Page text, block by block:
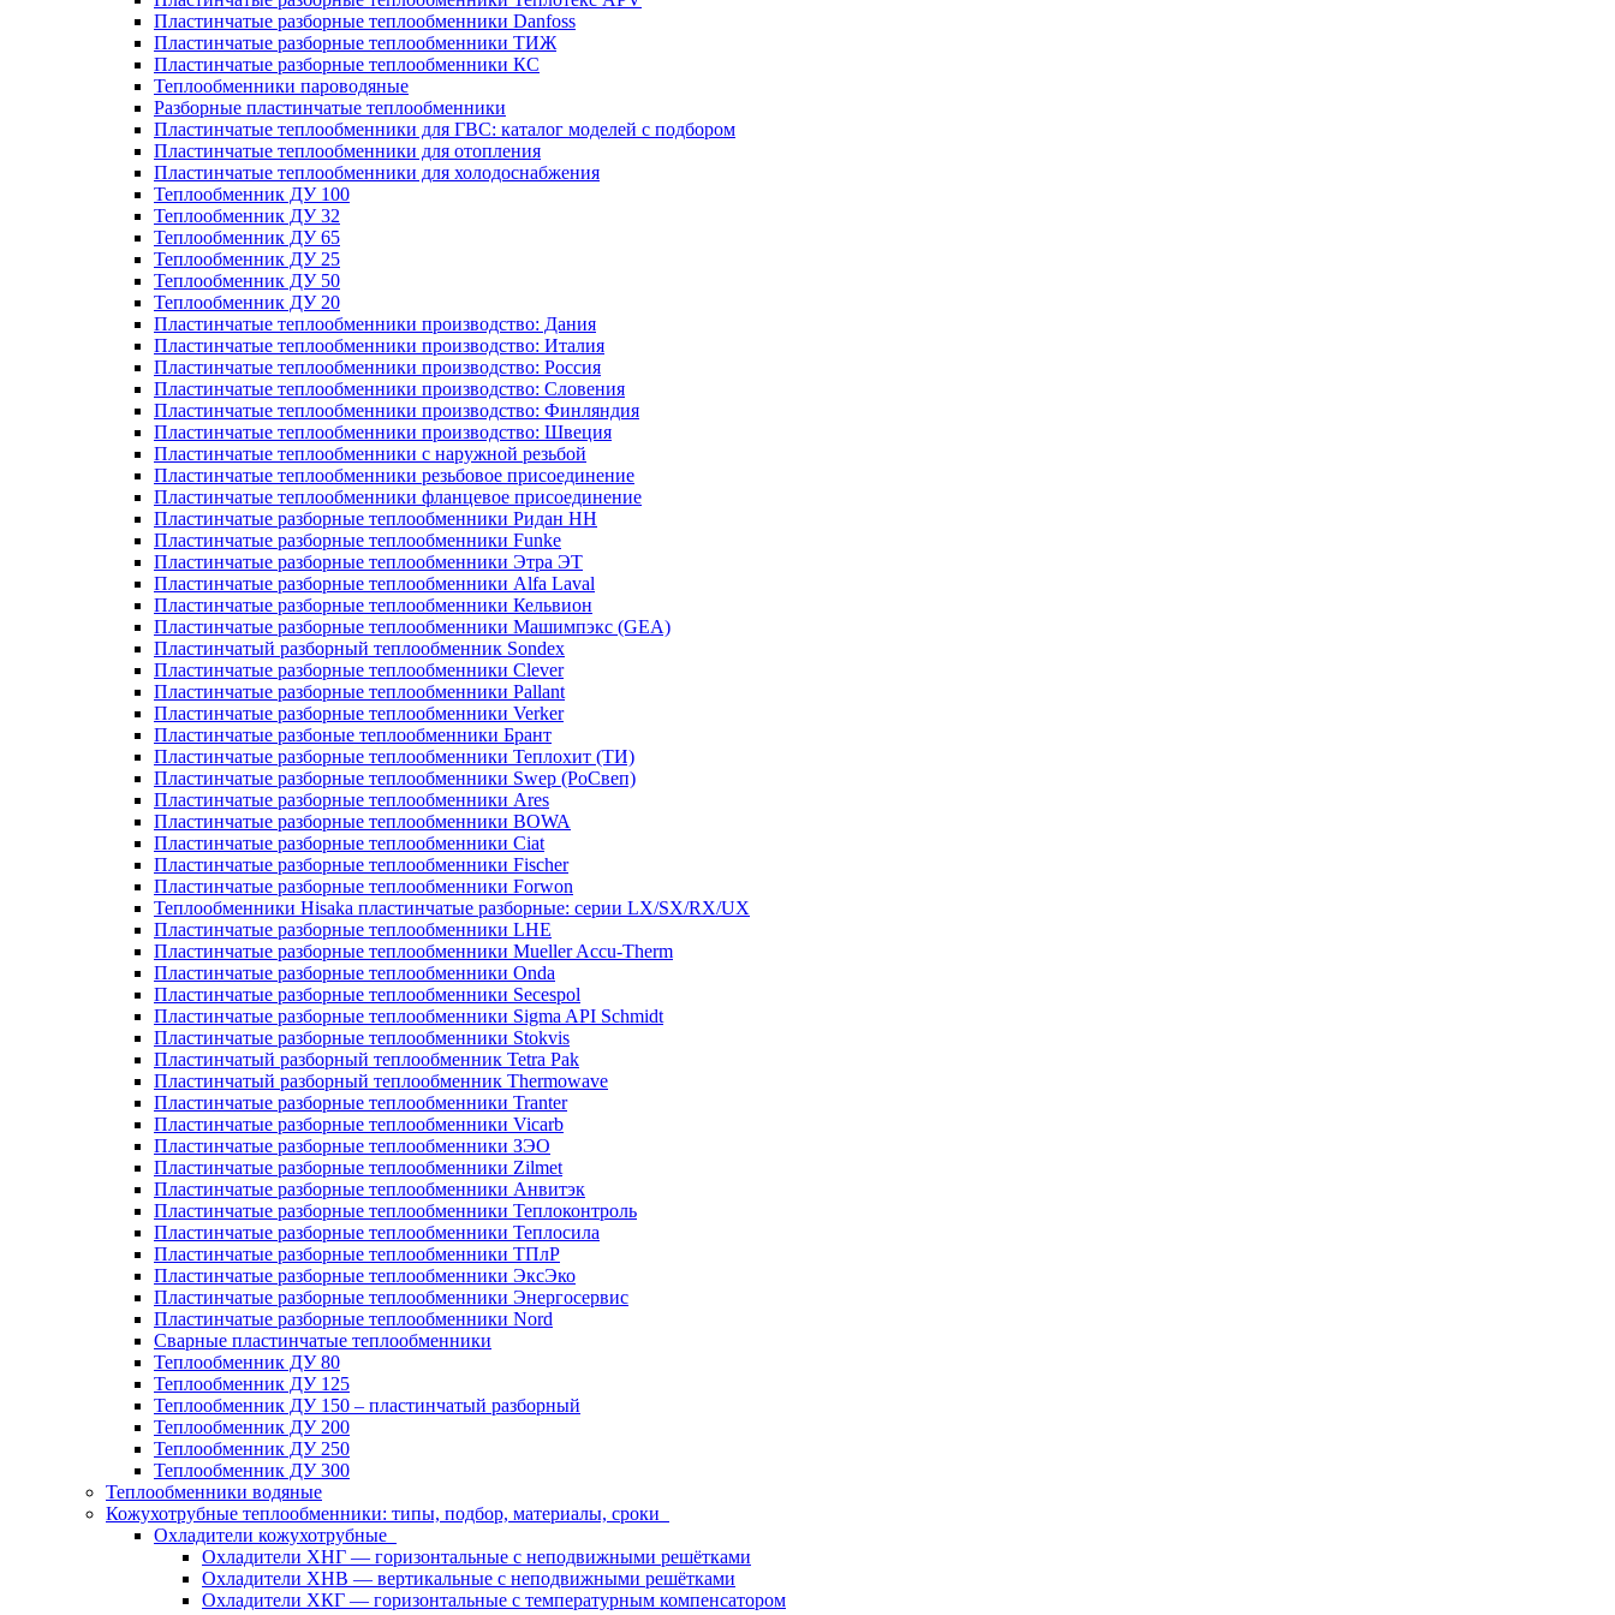
Пластинчатые разборные теплообменники Danfoss
Пластинчатые разборные теплообменники ТИЖ
Пластинчатые разборные теплообменники КC
Теплообменники пароводяные
Разборные пластинчатые теплообменники
Пластинчатые теплообменники для ГВС: каталог моделей с подбором
Пластинчатые теплообменники для отопления
Пластинчатые теплообменники для холодоснабжения
Теплообменник ДУ 100
Теплообменник ДУ 32
Теплообменник ДУ 65
Теплообменник ДУ 25
Теплообменник ДУ 50
Теплообменник ДУ 20
Пластинчатые теплообменники производство: Дания
Пластинчатые теплообменники производство: Италия
Пластинчатые теплообменники производство: Россия
Пластинчатые теплообменники производство: Словения
Пластинчатые теплообменники производство: Финляндия
Пластинчатые теплообменники производство: Швеция
Пластинчатые теплообменники с наружной резьбой
Пластинчатые теплообменники резьбовое присоединение
Пластинчатые теплообменники фланцевое присоединение
Пластинчатые разборные теплообменники Ридан НН
Пластинчатые разборные теплообменники Funke
Пластинчатые разборные теплообменники Этра ЭТ
Пластинчатые разборные теплообменники Alfa Laval
Пластинчатые разборные теплообменники Кельвион
Пластинчатые разборные теплообменники Машимпэкс (GEA)
Пластинчатый разборный теплообменник Sondex
Пластинчатые разборные теплообменники Clever
Пластинчатые разборные теплообменники Pallant
Пластинчатые разборные теплообменники Verker
Пластинчатые разбоные теплообменники Брант
Пластинчатые разборные теплообменники Теплохит (ТИ)
Пластинчатые разборные теплообменники Swep (РоСвеп)
Пластинчатые разборные теплообменники Ares
Пластинчатые разборные теплообменники BOWA
Пластинчатые разборные теплообменники Ciat
Пластинчатые разборные теплообменники Fischer
Пластинчатые разборные теплообменники Forwon
Теплообменники Hisaka пластинчатые разборные: серии LX/SX/RX/UX
Пластинчатые разборные теплообменники LHE
Пластинчатые разборные теплообменники Mueller Accu-Therm
Пластинчатые разборные теплообменники Onda
Пластинчатые разборные теплообменники Secespol
Пластинчатые разборные теплообменники Sigma API Schmidt
Пластинчатые разборные теплообменники Stokvis
Пластинчатый разборный теплообменник Tetra Pak
Пластинчатый разборный теплообменник Thermowave
Пластинчатые разборные теплообменники Tranter
Пластинчатые разборные теплообменники Vicarb
Пластинчатые разборные теплообменники ЗЭО
Пластинчатые разборные теплообменники Zilmet
Пластинчатые разборные теплообменники Анвитэк
Пластинчатые разборные теплообменники Теплоконтроль
Пластинчатые разборные теплообменники Теплосила
Пластинчатые разборные теплообменники ТПлР
Пластинчатые разборные теплообменники ЭксЭко
Пластинчатые разборные теплообменники Энергосервис
Пластинчатые разборные теплообменники Nord
Сварные пластинчатые теплообменники
Теплообменник ДУ 80
Теплообменник ДУ 125
Теплообменник ДУ 150 – пластинчатый разборный
Теплообменник ДУ 200
Теплообменник ДУ 250
Теплообменник ДУ 300
Теплообменники водяные
Кожухотрубные теплообменники: типы, подбор, материалы, сроки
Охладители кожухотрубные
Охладители ХНГ — горизонтальные с неподвижными решётками
Охладители ХНВ — вертикальные с неподвижными решётками
Охладители ХКГ — горизонтальные с температурным компенсатором